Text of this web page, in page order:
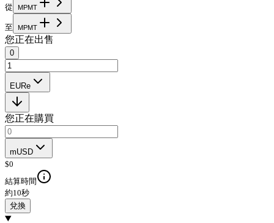
從 MPMT
至 MPMT
您正在出售
0
EURe
您正在購買
mUSD
$0
結算時間
約10秒
兌換